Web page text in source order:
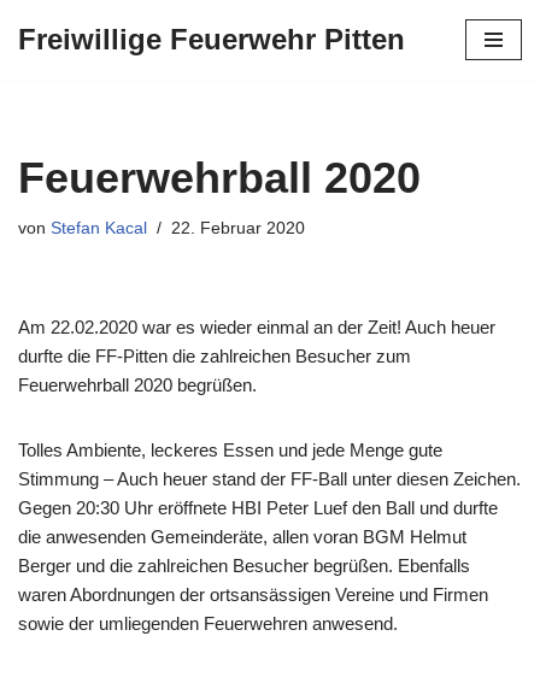
Freiwillige Feuerwehr Pitten
Feuerwehrball 2020
von Stefan Kacal 22. Februar 2020
Am 22.02.2020 war es wieder einmal an der Zeit! Auch heuer
durfte die FF-Pitten die zahlreichen Besucher zum
Feuerwehrball 2020 begrüßen.
Tolles Ambiente, leckeres Essen und jede Menge gute
Stimmung – Auch heuer stand der FF-Ball unter diesen Zeichen.
Gegen 20:30 Uhr eröffnete HBI Peter Luef den Ball und durfte
die anwesenden Gemeinderäte, allen voran BGM Helmut
Berger und die zahlreichen Besucher begrüßen. Ebenfalls
waren Abordnungen der ortsansässigen Vereine und Firmen
sowie der umliegenden Feuerwehren anwesend.